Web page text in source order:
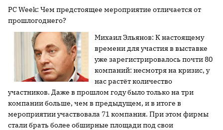
PC Week: Чем предстоящее мероприятие отличается от
прошлогоднего?
Михаил Эльянов: К настоящему
времени для участия в выставке
уже зарегистрировалось почти 80
компаний: несмотря на кризис, у
нас растёт количество
участников. Даже в прошлом году было только на три
компании больше, чем в предыдущем, и в итоге в
мероприятии участвовала 71 компания. При этом фирмы
стали брать более обширные площади под свои